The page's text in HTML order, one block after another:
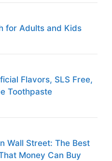
for Adults and Kids
Flavors, SLS Free,
Toothpaste
Wall Street: The Best
Money Can Buy